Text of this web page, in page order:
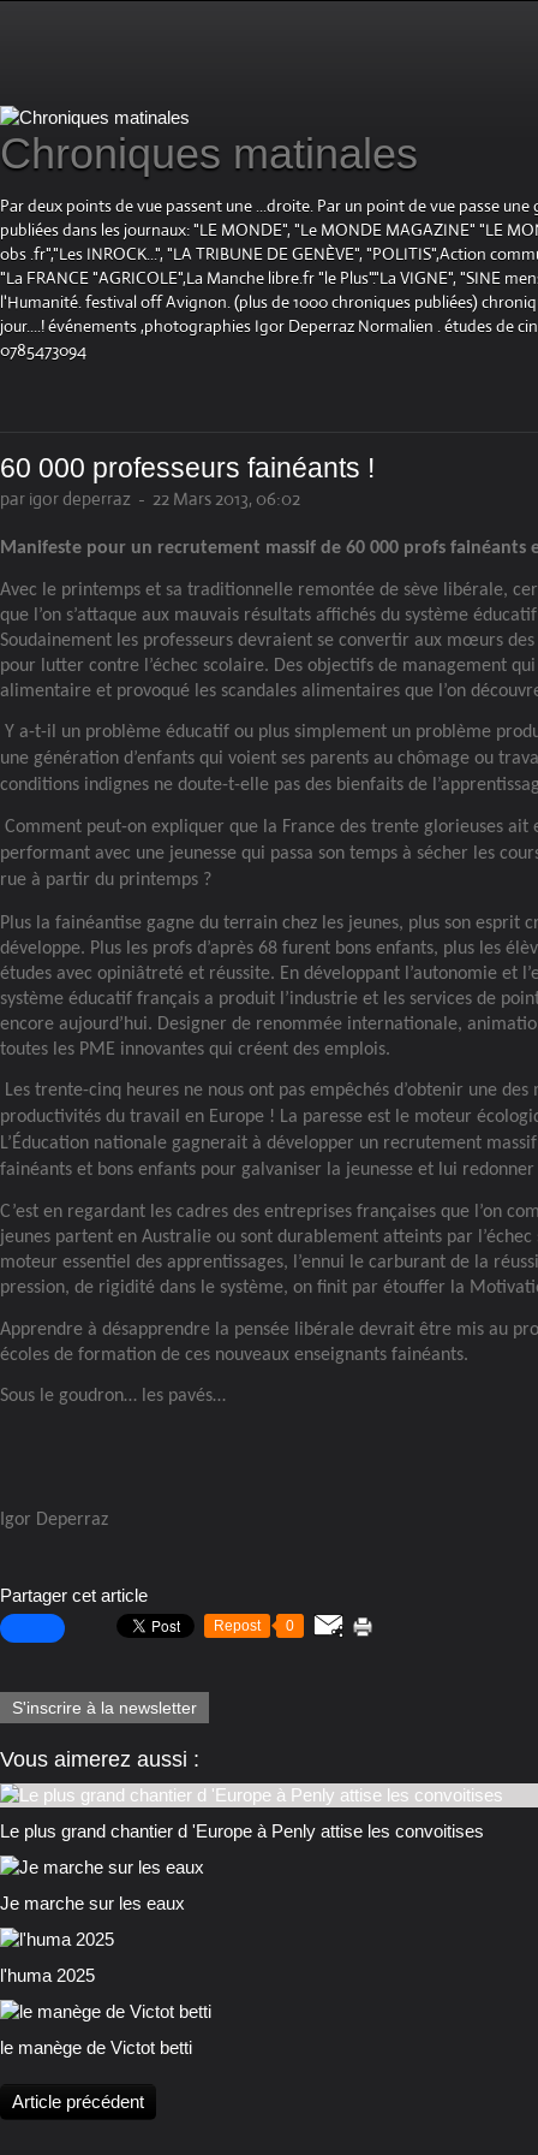
Chroniques matinales
Par deux points de vue passent une ...droite. Par un point de vue passe
publiées dans les journaux: "LE MONDE", "Le MONDE MAGAZINE" "LE
obs .fr","Les INROCK...", "LA TRIBUNE DE GENÈVE", "POLITIS",Action
"La FRANCE "AGRICOLE",La Manche libre.fr "le Plus"."La VIGNE", "SINE
l'Humanité. festival off Avignon. (plus de 1000 chroniques publiées)
jour....! événements ,photographies Igor Deperraz Normalien . études de
0785473094
60 000 professeurs fainéants !
par igor deperraz - 22 Mars 2013, 06:02
Manifeste pour un recrutement massif de 60 000 profs fainéants
Avec le printemps et sa traditionnelle remontée de sève libérale,
que l’on s’attaque aux mauvais résultats affichés du système
Soudainement les professeurs devraient se convertir aux mœurs des
pour lutter contre l’échec scolaire. Des objectifs de management
alimentaire et provoqué les scandales alimentaires que l’on
Y a-t-il un problème éducatif ou plus simplement un problème
une génération d’enfants qui voient ses parents au chômage ou
conditions indignes ne doute-t-elle pas des bienfaits de
Comment peut-on expliquer que la France des trente glorieuses ait
performant avec une jeunesse qui passa son temps à sécher les
rue à partir du printemps ?
Plus la fainéantise gagne du terrain chez les jeunes, plus son esprit
développe. Plus les profs d’après 68 furent bons enfants, plus les
études avec opiniâtreté et réussite. En développant l’autonomie et
système éducatif français a produit l’industrie et les services de
encore aujourd’hui. Designer de renommée internationale,
toutes les PME innovantes qui créent des emplois.
Les trente-cinq heures ne nous ont pas empêchés d’obtenir une des
productivités du travail en Europe ! La paresse est le moteur
L’Éducation nationale gagnerait à développer un recrutement
fainéants et bons enfants pour galvaniser la jeunesse et lui redonner
C’est en regardant les cadres des entreprises françaises que l’on
jeunes partent en Australie ou sont durablement atteints par l’échec
moteur essentiel des apprentissages, l’ennui le carburant de la
pression, de rigidité dans le système, on finit par étouffer la
Apprendre à désapprendre la pensée libérale devrait être mis au
écoles de formation de ces nouveaux enseignants fainéants.
Sous le goudron… les pavés…
Igor Deperraz
Partager cet article
Repost 0
S'inscrire à la newsletter
Vous aimerez aussi :
Le plus grand chantier d 'Europe à Penly attise les convoitises
Je marche sur les eaux
l'huma 2025
le manège de Victot betti
Article précédent